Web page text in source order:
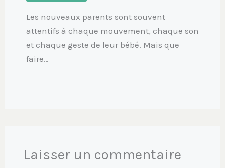
Les nouveaux parents sont souvent
attentifs à chaque mouvement, chaque son
et chaque geste de leur bébé. Mais que
faire…
Laisser un commentaire